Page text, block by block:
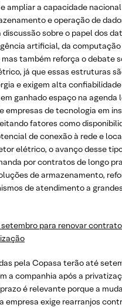
ampliar a capacidade
e operação de
discussão sobre o papel dos
artificial, da computação
também reforça o debate
já que essas estruturas
e exigem alta
ganhado espaço na agenda
empresas de tecnologia em
fatores como
de conexão à rede e
elétrico, o avanço desse
por contratos de longo
de armazenamento,
de atendimento a
para renovar
pela Copasa terão até
a companhia após a
é relevante porque a
empresa exige rearranjos